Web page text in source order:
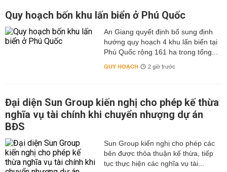
Quy hoạch bốn khu lấn biển ở Phú Quốc
An Giang quyết định bổ sung định
hướng quy hoạch 4 khu lấn biển tại
Phú Quốc rộng 161 ha trong tổng...
QUY HOẠCH 2 giờ trước
Đại diện Sun Group kiến nghị cho phép kế thừa
nghĩa vụ tài chính khi chuyển nhượng dự án
BĐS
Sun Group kiến nghị cho phép các
bên được thỏa thuận kế thừa, tiếp
tục thực hiện các nghĩa vụ tài...